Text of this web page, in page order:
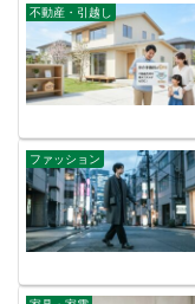
不動産・引越し
ファッション